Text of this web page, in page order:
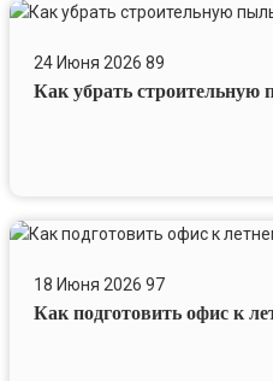
Как
строительную
пыль
24 Июня 2026 89
Как убрать строительную
Как
офис18 Июня 2026 97
Как подготовить офис к